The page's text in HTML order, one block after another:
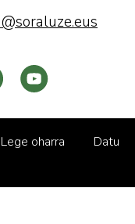
Lege oharra
Datu